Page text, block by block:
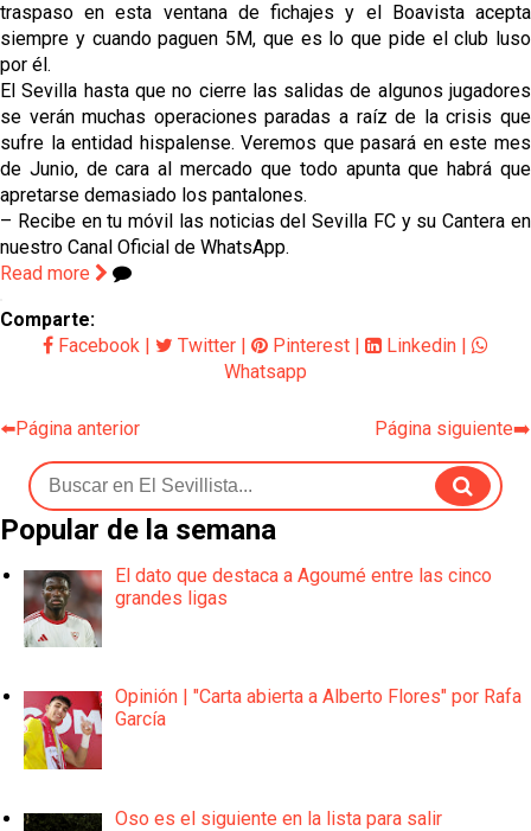
traspaso en esta ventana de fichajes y el Boavista acepta
siempre y cuando paguen 5M, que es lo que pide el club luso
por él.
El Sevilla hasta que no cierre las salidas de algunos jugadores
se verán muchas operaciones paradas a raíz de la crisis que
sufre la entidad hispalense. Veremos que pasará en este mes
de Junio, de cara al mercado que todo apunta que habrá que
apretarse demasiado los pantalones.
– Recibe en tu móvil las noticias del Sevilla FC y su Cantera en
nuestro Canal Oficial de WhatsApp.
Read more
Comparte:
Facebook
Twitter Pinterest Linkedin
Whatsapp
⬅️Página anterior Página siguiente➡️
Popular de la semana
El dato que destaca a Agoumé entre las cinco
grandes ligas
Opinión | "Carta abierta a Alberto Flores" por Rafa
García
Oso es el siguiente en la lista para salir